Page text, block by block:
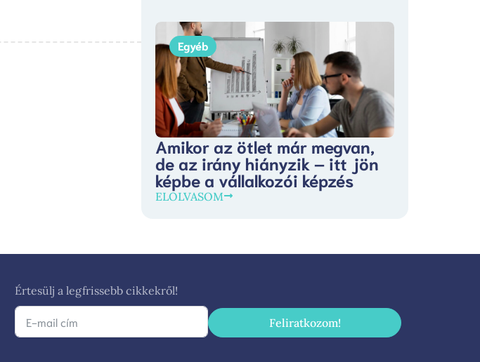
Egyéb
Amikor az ötlet már megvan,
de az irány hiányzik – itt jön
képbe a vállalkozói képzés
ELOLVASOM
Értesülj a legfrissebb cikkekről!
Feliratkozom!